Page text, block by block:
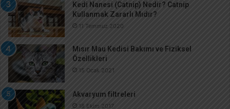
Kedi Nanesi (Catnip) Nedir? Catnip
Kullanmak Zararlı Mıdır?
11 Temmuz 2020
Mısır Mau Kedisi Bakımı ve Fiziksel
Özellikleri
15 Ocak 2021
Akvaryum filtreleri
18 Ekim 2017